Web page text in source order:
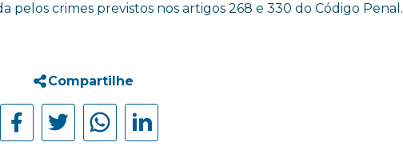
pelos crimes previstos nos artigos 268 e 330 do Código Penal.
Compartilhe